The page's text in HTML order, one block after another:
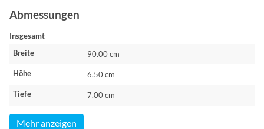
Abmessungen
Insgesamt
Breite
90.00 cm
Höhe 6.50 cm
Tiefe 7.00 cm
Mehr anzeigen